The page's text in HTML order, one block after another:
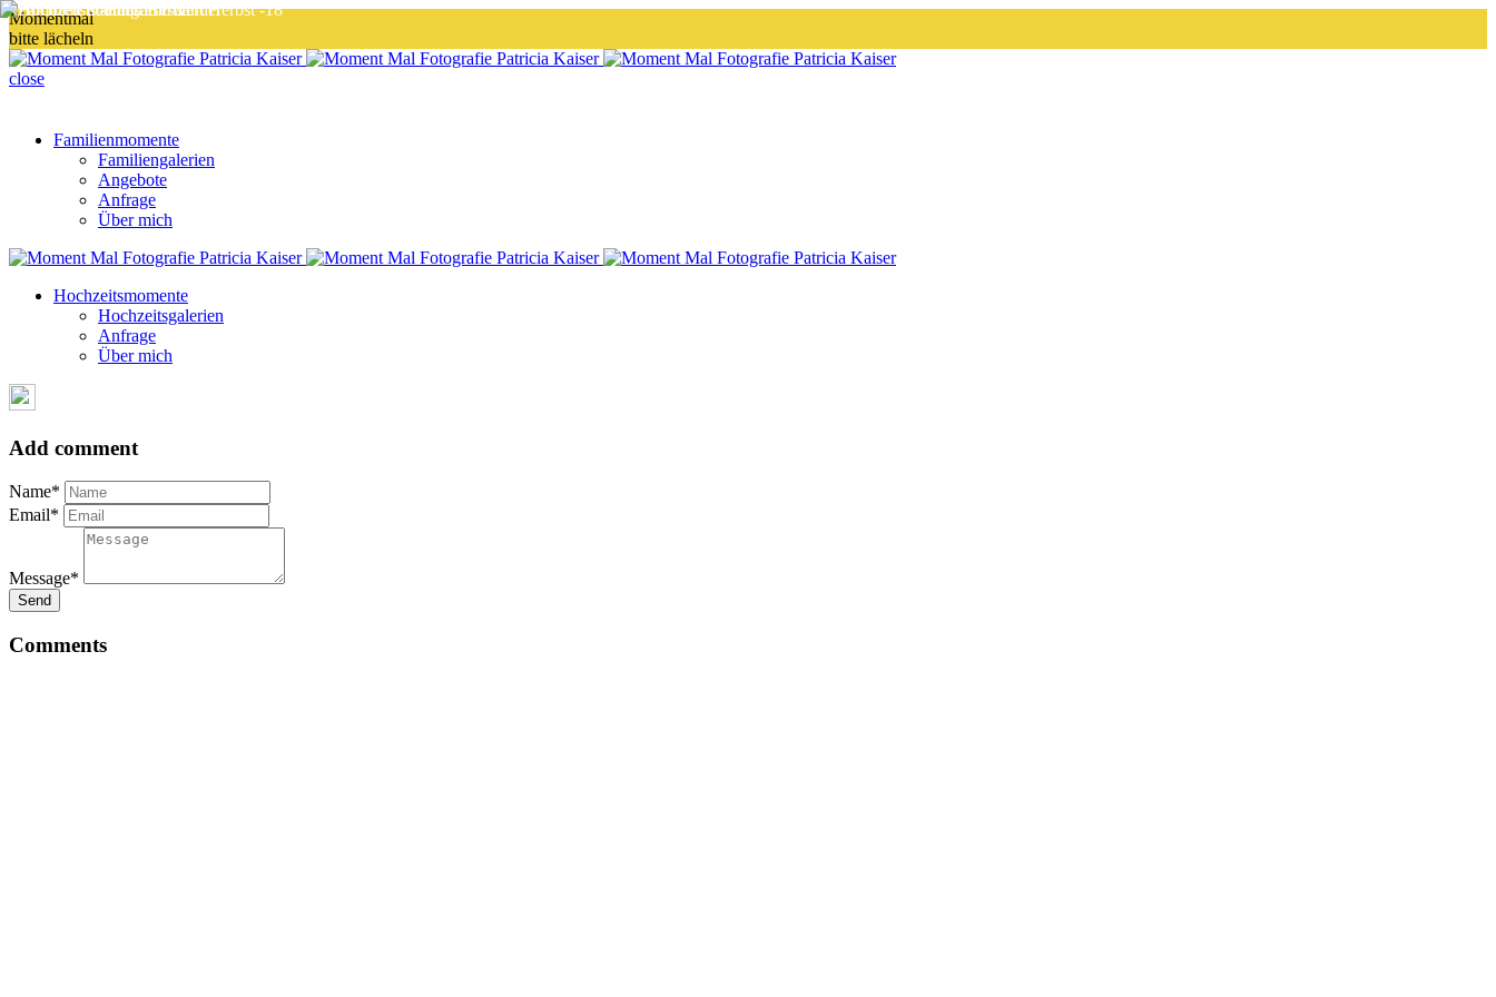
Momentmal
bitte lächeln
close
Familienmomente
Familiengalerien
Angebote
Anfrage
Über mich
Hochzeitsmomente
Hochzeitsgalerien
Anfrage
Über mich
Blog
Blog
Blog Hochzeitsmomente
Blog
Blog Hochzeitsmomente
Blog Hochzeitsmomente
Add comment
Name*
Email*
Message*
Send
Comments